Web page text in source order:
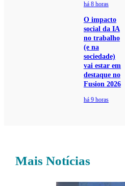
há 8 horas
O impacto
social da IA
no trabalho
(e na
sociedade)
vai estar em
destaque no
Fusion 2026
há 9 horas
Mais Notícias